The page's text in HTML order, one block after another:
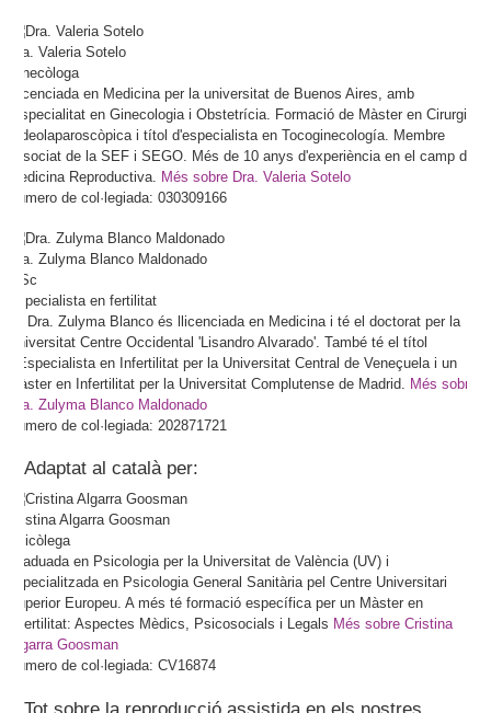
Dra. Valeria Sotelo
Ginecòloga
Llicenciada en Medicina per la universitat de Buenos Aires, amb
l'especialitat en Ginecologia i Obstetrícia. Formació de Màster en Cirurgia
Videolaparoscòpica i títol d'especialista en Tocoginecología. Membre
associat de la SEF i SEGO. Més de 10 anys d'experiència en el camp de
Medicina Reproductiva. Més sobre Dra. Valeria Sotelo
Número de col·legiada: 030309166
Dra. Zulyma Blanco Maldonado
MSc
Especialista en fertilitat
La Dra. Zulyma Blanco és llicenciada en Medicina i té el doctorat per la
Universitat Centre Occidental 'Lisandro Alvarado'. També té el títol
d'Especialista en Infertilitat per la Universitat Central de Veneçuela i un
Màster en Infertilitat per la Universitat Complutense de Madrid. Més sobre
Dra. Zulyma Blanco Maldonado
Número de col·legiada: 202871721
Adaptat al català per:
CristinaAlgarra Goosman
Psicòlega
Graduada en Psicologia per la Universitat de València (UV) i
especialitzada en Psicologia General Sanitària pel Centre Universitari
Superior Europeu. A més té formació específica per un Màster en
Infertilitat: Aspectes Mèdics, Psicosocials i Legals Més sobre Cristina
Algarra Goosman
Número de col·legiada: CV16874
Tot sobre la reproducció assistida en els nostres